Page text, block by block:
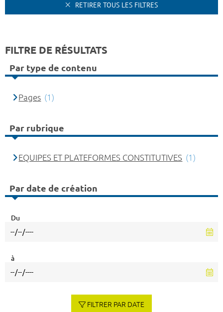
RETIRER TOUS LES FILTRES
FILTRE DE RÉSULTATS
Par type de contenu
Pages (1)
Par rubrique
EQUIPES ET PLATEFORMES CONSTITUTIVES (1)
Par date de création
Du
à
FILTRER PAR DATE